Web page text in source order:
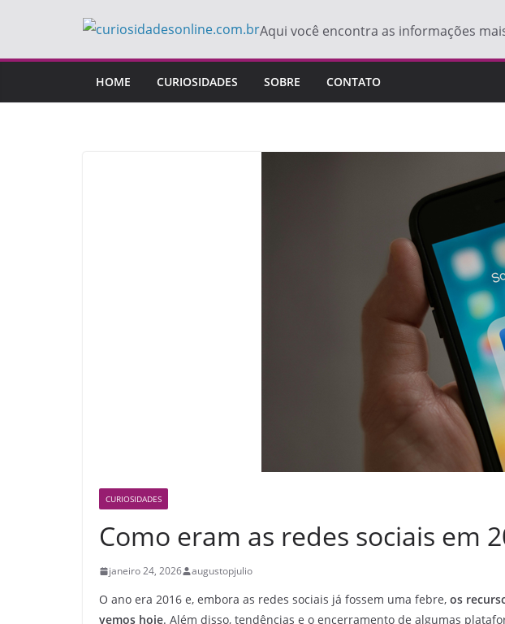
o
Aqui você encontra as informações
HOME CURIOSIDADES SOBRE CONTATO
CURIOSIDADES
Como eram as redes sociais em
janeiro 24, 2026 augustopjulio
O ano era 2016 e, embora as redes sociais já fossem uma febre, os
vemos hoje. Além disso, tendências e o encerramento de algumas